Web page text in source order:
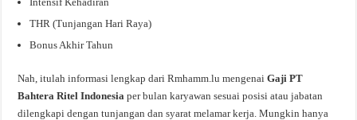
THR (Tunjangan Hari Raya)
Bonus Akhir Tahun
Nah, itulah informasi lengkap dari Rmhamm.lu mengenaiGaji PT
Bahtera Ritel Indonesiaper bulan karyawan sesuai posisi atau jabatan
dilengkapi dengan tunjangan dan syarat melamar kerja. Mungkin hanya